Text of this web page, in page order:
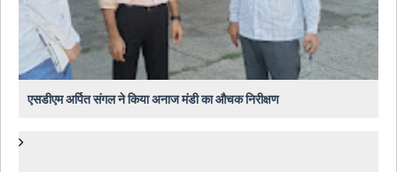
एसडीएम अर्पित संगल ने किया अनाज मंडी का औचक निरीक्षण